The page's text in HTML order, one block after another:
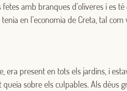
amb branques d’oliveres i es
en l’economia de Creta, tal
era present en tots els jardins, i
sobre els culpables. Als déus
Inicia sessió amb Facebook